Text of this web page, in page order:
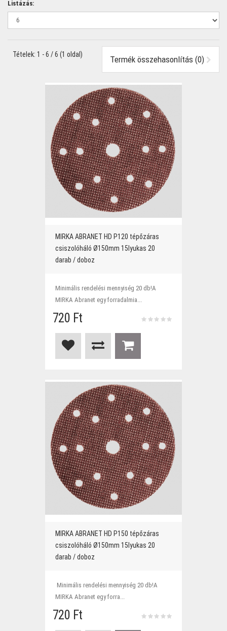
Listázás:
Tételek: 1 - 6 / 6 (1 oldal) Termék összehasonlítás (0)
MIRKA ABRANET HD P120 tépőzáras
csiszolóháló Ø150mm 15lyukas 20
darab / doboz
Minimális rendelési mennyiség 20 db!A
MIRKA Abranet egy forradalmia...
720 Ft
MIRKA ABRANET HD P150 tépőzáras
csiszolóháló Ø150mm 15lyukas 20
darab / doboz
Minimális rendelési mennyiség 20 db!A
MIRKA Abranet egy forra...
720 Ft